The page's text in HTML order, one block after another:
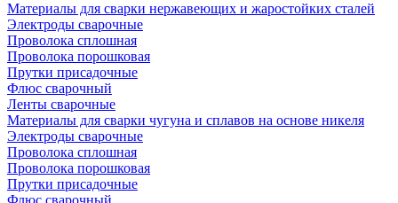
Материалы для сварки нержавеющих и жаростойких сталей
Электроды сварочные
Проволока сплошная
Проволока порошковая
Прутки присадочные
Флюс сварочный
Ленты сварочные
Материалы для сварки чугуна и сплавов на основе никеля
Электроды сварочные
Проволока сплошная
Проволока порошковая
Прутки присадочные
Флюс сварочный